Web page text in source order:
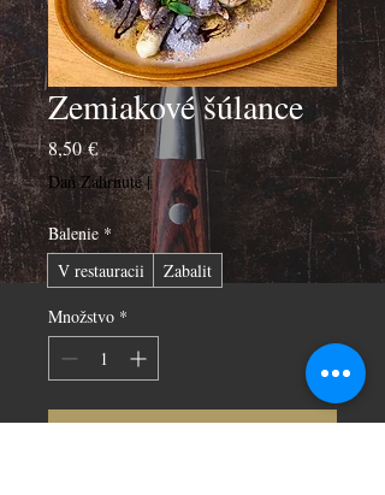
Zemiakové šúlance
8,50 €Price
Daň Zahrnuté|
Balenie *
V restauracii
Zabalit
Množstvo *